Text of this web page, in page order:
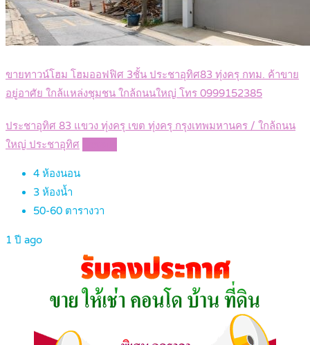
ขายทาวน์โฮม โฮมออฟฟิศ 3ชั้น ประชาอุทิศ83 ทุ่งครุ กทม. ค้าขาย
อยู่อาศัย ใกล้แหล่งชุมชน ใกล้ถนนใหญ่ โทร 0999152385
ประชาอุทิศ 83 แขวง ทุ่งครุ เขต ทุ่งครุ กรุงเทพมหานคร / ใกล้ถนน
ใหญ่ ประชาอุทิศ
4 ห้องนอน
3 ห้องน้ำ
50-60 ตารางวา
1 ปี ago